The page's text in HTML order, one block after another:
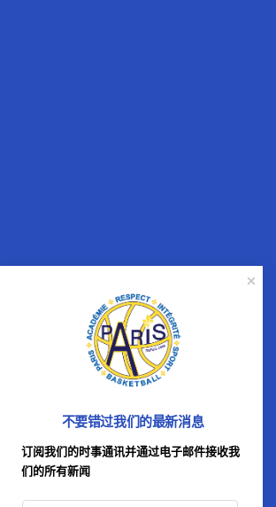
不要错过我们的最新消息
订阅我们的时事通讯并通过电子邮件接收我
们的所有新闻